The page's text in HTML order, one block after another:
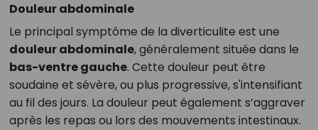
Douleur abdominale
Le principal symptôme de la diverticulite est une
douleur abdominale, généralement située dans le
bas-ventre gauche. Cette douleur peut être
soudaine et sévère, ou plus progressive, s'intensifiant
au fil des jours. La douleur peut également s’aggraver
après les repas ou lors des mouvements intestinaux.